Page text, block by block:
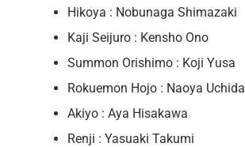
Hikoya : Nobunaga Shimazaki
Kaji Seijuro : Kensho Ono
Summon Orishimo : Koji Yusa
Rokuemon Hojo : Naoya Uchida
Akiyo : Aya Hisakawa
Renji : Yasuaki Takumi